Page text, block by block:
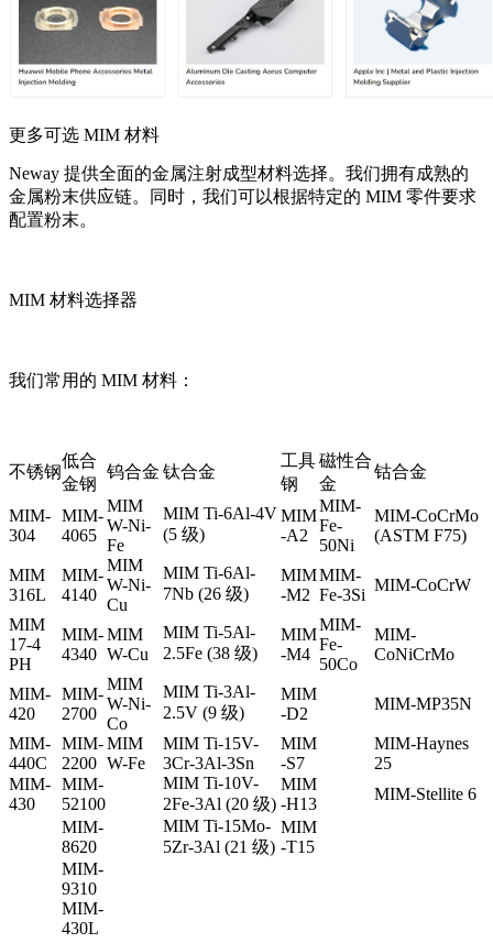
更多可选 MIM 材料
Neway 提供全面的金属注射成型材料选择。我们拥有成熟的
金属粉末供应链。同时，我们可以根据特定的 MIM 零件要求
配置粉末。
MIM 材料选择器
我们常用的 MIM 材料：
不锈钢
低合
金钢
钨合金 钛合金
工具
钢
磁性合
金
钴合金
MIM-
304
MIM-
4065
MIM
W-Ni-
Fe
MIM Ti-6Al-4V
(5 级)
MIM
-A2
MIM-
Fe-
50Ni
MIM-CoCrMo
(ASTM F75)
MIM
316L
MIM-
4140
MIM
W-Ni-
Cu
MIM Ti-6Al-
7Nb (26 级)
MIM
-M2
MIM-
Fe-3Si
MIM-CoCrW
MIM
17-4
PH
MIM-
4340
MIM
W-Cu
MIM Ti-5Al-
2.5Fe (38 级)
MIM
-M4
MIM-
Fe-
50Co
MIM-
CoNiCrMo
MIM-
420
MIM-
2700
MIM
W-Ni-
Co
MIM Ti-3Al-
2.5V (9 级)
MIM
-D2
MIM-MP35N
MIM-
440C
MIM-
2200
MIM
W-Fe
MIM Ti-15V-
3Cr-3Al-3Sn
MIM
-S7
MIM-Haynes
25
MIM-
430
MIM-
52100
MIM Ti-10V-
2Fe-3Al (20 级)
MIM
-H13
MIM-Stellite 6
MIM-
8620
MIM Ti-15Mo-
5Zr-3Al (21 级)
MIM
-T15
MIM-
9310
MIM-
430L